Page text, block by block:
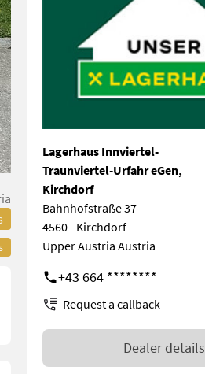
Lagerhaus Innviertel-
Traunviertel-Urfahr eGen,
Kirchdorf
Bahnhofstraße 37
4560 - Kirchdorf
Upper Austria Austria
+43 664 ********
Request a callback
Dealer details